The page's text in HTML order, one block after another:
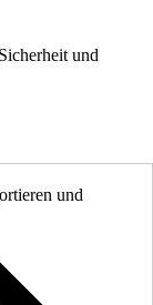
und
und